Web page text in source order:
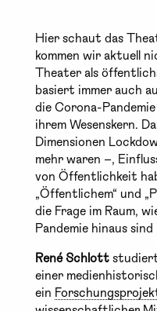
Hier schaut das
kommen wir aktuell
Theater als
basiert immer auch
die Corona-
ihrem Wesenskern.
Dimensionen
mehr waren –,
von Öffentlichkeit
„Öffentlichem“ und
die Frage im Raum,
Pandemie hinaus sind
René Schlott
einer
ein